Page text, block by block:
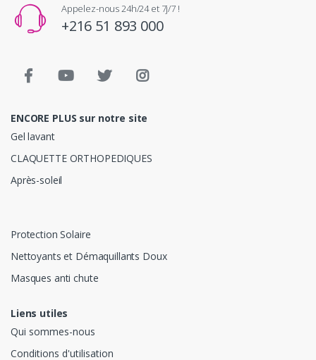
Appelez-nous 24h/24 et 7j/7 !
+216 51 893 000
ENCORE PLUS sur notre site
Gel lavant
CLAQUETTE ORTHOPEDIQUES
Après-soleil
Protection Solaire
Nettoyants et Démaquillants Doux
Masques anti chute
Liens utiles
Qui sommes-nous
Conditions d'utilisation